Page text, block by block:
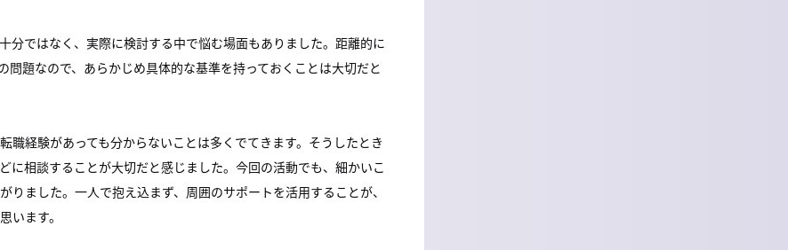
分ではなく、実際に検討する中で悩む場面もありました。距離的に
問題なので、あらかじめ具体的な基準を持っておくことは大切だと
職経験があっても分からないことは多くでてきます。そうしたとき
に相談することが大切だと感じました。今回の活動でも、細かいこ
りました。一人で抱え込まず、周囲のサポートを活用することが、
います。